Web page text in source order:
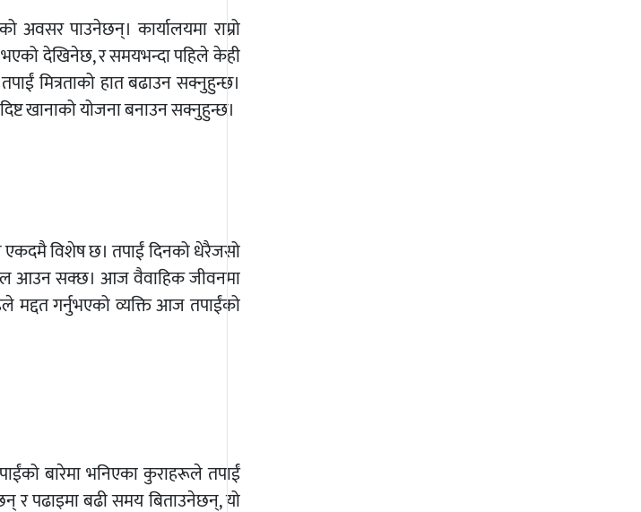
पाउनेछन्। कार्यालयमा राम्रो
भएको देखिनेछ, र समयभन्दा पहिले केही
मित्रताको हात बढाउन सक्नुहुन्छ।
खानाको योजना बनाउन सक्नुहुन्छ।
एकदमै विशेष छ। तपाईं दिनको धेरैजसो
आउन सक्छ। आज वैवाहिक जीवनमा
मद्दत गर्नुभएको व्यक्ति आज तपाईंको
बारेमा भनिएका कुराहरूले तपाईं
र पढाइमा बढी समय बिताउनेछन्, यो